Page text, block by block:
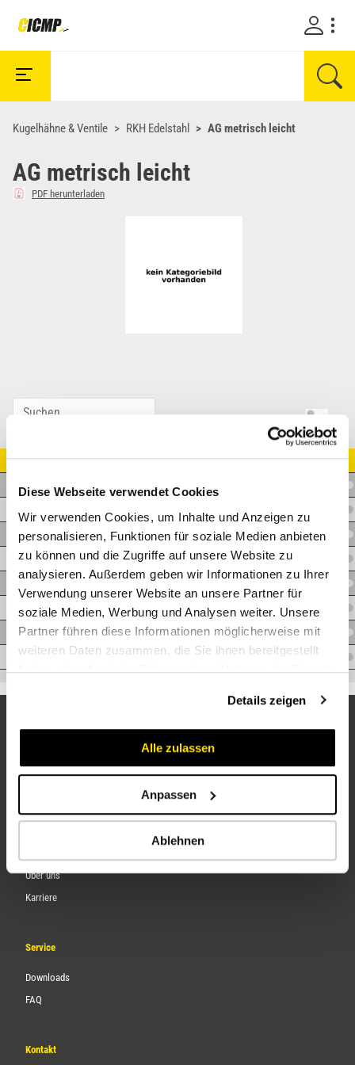
Diese Webseite verwendet Cookies
Wir verwenden Cookies, um Inhalte und Anzeigen zu
personalisieren, Funktionen für soziale Medien anbieten
zu können und die Zugriffe auf unsere Website zu
analysieren. Außerdem geben wir Informationen zu Ihrer
Verwendung unserer Website an unsere Partner für
soziale Medien, Werbung und Analysen weiter. Unsere
Partner führen diese Informationen möglicherweise mit
weiteren Daten zusammen, die Sie ihnen bereitgestellt
haben oder die sie im Rahmen Ihrer Nutzung der Dienste
Details zeigen
Alle zulassen
Anpassen
Ablehnen
Kugelhähne & Ventile RKH Edelstahl AG metrisch leicht
AG metrisch leicht
PDF herunterladen
Artikel Nr.
K.RKH-06EM08LVA
K.RKH-10EM12LVA
K.RKH-13EM15LVA
K.RKH-13EM18LVA
K.RKH-19EM22LVA
K.RKH-25EM28LVA
K.RKH-38EM42LVA
Über uns
Karriere
Service
Downloads
FAQ
Kontakt